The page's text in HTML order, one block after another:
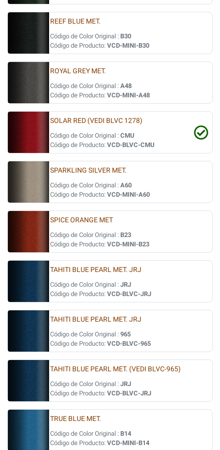
REEF BLUE MET.
Código de Color Original : B30
Código de Producto: VCD-MINI-B30
ROYAL GREY MET.
Código de Color Original : A48
Código de Producto: VCD-MINI-A48
SOLAR RED (VEDI BLVC 1278)
Código de Color Original : CMU
Código de Producto: VCD-BLVC-CMU
SPARKLING SILVER MET.
Código de Color Original : A60
Código de Producto: VCD-MINI-A60
SPICE ORANGE MET
Código de Color Original : B23
Código de Producto: VCD-MINI-B23
TAHITI BLUE PEARL MET. JRJ
Código de Color Original : JRJ
Código de Producto: VCD-BLVC-JRJ
TAHITI BLUE PEARL MET. JRJ
Código de Color Original : 965
Código de Producto: VCD-BLVC-965
TAHITI BLUE PEARL MET. (VEDI BLVC-965)
Código de Color Original : JRJ
Código de Producto: VCD-BLVC-JRJ
TRUE BLUE MET.
Código de Color Original : B14
Código de Producto: VCD-MINI-B14